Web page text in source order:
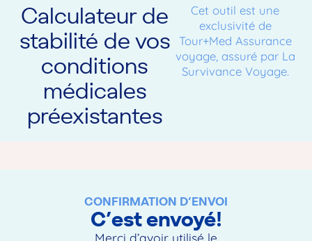
Calculateur de
stabilité de vos
conditions
médicales
préexistantes
Cet outil est une
exclusivité de
Tour+Med Assurance
voyage, assuré par La
Survivance Voyage.
CONFIRMATION D’ENVOI
C’est envoyé!
Merci d’avoir utilisé le